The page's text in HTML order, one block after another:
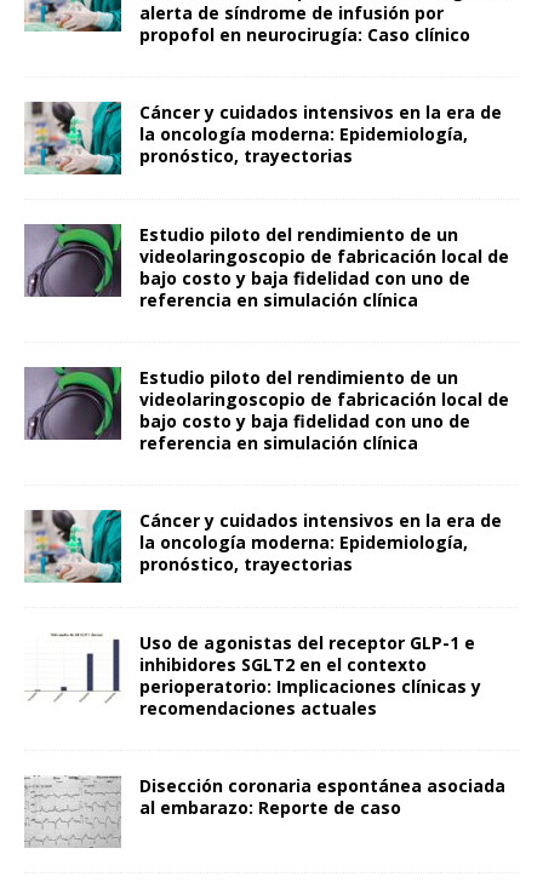
alerta de síndrome de infusión por
propofol en neurocirugía: Caso clínico
Cáncer y cuidados intensivos en la era de
la oncología moderna: Epidemiología,
pronóstico, trayectorias
Estudio piloto del rendimiento de un
videolaringoscopio de fabricación local de
bajo costo y baja fidelidad con uno de
referencia en simulación clínica
Estudio piloto del rendimiento de un
videolaringoscopio de fabricación local de
bajo costo y baja fidelidad con uno de
referencia en simulación clínica
Cáncer y cuidados intensivos en la era de
la oncología moderna: Epidemiología,
pronóstico, trayectorias
Uso de agonistas del receptor GLP-1 e
inhibidores SGLT2 en el contexto
perioperatorio: Implicaciones clínicas y
recomendaciones actuales
Disección coronaria espontánea asociada
al embarazo: Reporte de caso